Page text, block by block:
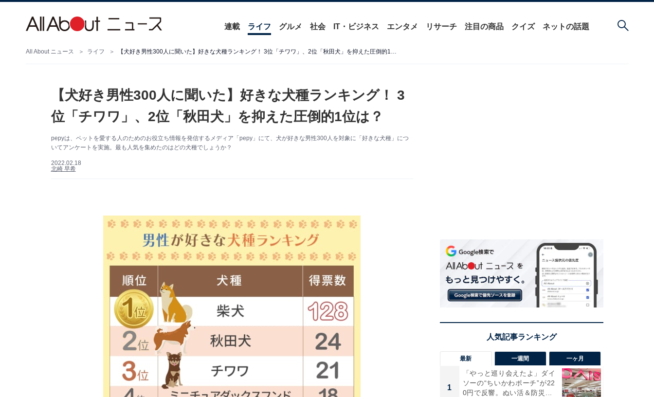
連載 ライフ グルメ 社会 IT・ビジネス エンタメ リサーチ 注目の商品 クイズ ネットの話題
All About ニュース ライフ 【犬好き男性300人に聞いた】好きな犬種ランキング！ 3位「チワワ」、2位「秋田犬」を抑えた圧倒的1位は？
【犬好き男性300人に聞いた】好きな犬種ランキング！ 3
位「チワワ」、2位「秋田犬」を抑えた圧倒的1位は？
pepyは、ペットを愛する人のためのお役立ち情報を発信するメディア「pepy」にて、犬が好きな男性300人を対象に「好きな犬種」につ
いてアンケートを実施。最も人気を集めたのはどの犬種でしょうか？
2022.02.18
北崎 早希
最新 一週間 一ヶ月
1
「やっと巡り会えたよ」ダイ
ソーの“ちいかわポーチ”が22
0円で反響。ぬい活＆防災...